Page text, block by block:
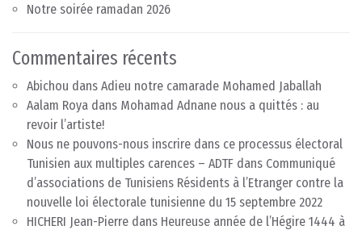
Notre soirée ramadan 2026
Commentaires récents
Abichou dans Adieu notre camarade Mohamed Jaballah
Aalam Roya dans Mohamad Adnane nous a quittés : au
revoir l’artiste!
Nous ne pouvons-nous inscrire dans ce processus électoral
Tunisien aux multiples carences – ADTF dans Communiqué
d’associations de Tunisiens Résidents à l’Etranger contre la
nouvelle loi électorale tunisienne du 15 septembre 2022
HICHERI Jean-Pierre dans Heureuse année de l’Hégire 1444 à